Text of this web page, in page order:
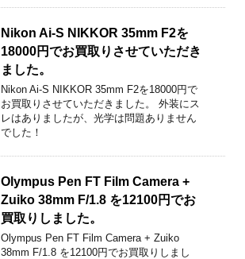
Nikon Ai-S NIKKOR 35mm F2を
18000円でお買取りさせていただき
ました。
Nikon Ai-S NIKKOR 35mm F2を18000円で
お買取りさせていただきました。 外装にス
レはありましたが、光学は問題ありません
でした！
Olympus Pen FT Film Camera +
Zuiko 38mm F/1.8 を12100円でお
買取りしました。
Olympus Pen FT Film Camera + Zuiko
38mm F/1.8 を12100円でお買取りしまし